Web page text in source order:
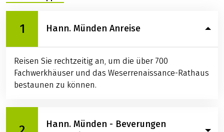
1 Hann. Münden Anreise
Reisen Sie rechtzeitig an, um die über 700
Fachwerkhäuser und das Weserrenaissance-Rathaus
bestaunen zu können.
Hann. Münden - Beverungen